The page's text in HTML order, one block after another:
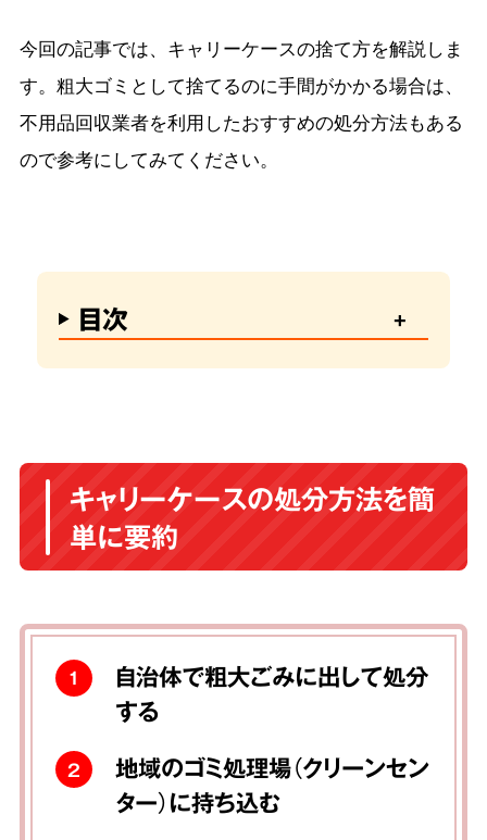
今回の記事では、キャリーケースの捨て方を解説しま
す。粗大ゴミとして捨てるのに手間がかかる場合は、
不用品回収業者を利用したおすすめの処分方法もある
ので参考にしてみてください。
目次
キャリーケースの処分方法を簡
単に要約
1
自治体で粗大ごみに出して処分
する
2
地域のゴミ処理場（クリーンセン
ター）に持ち込む